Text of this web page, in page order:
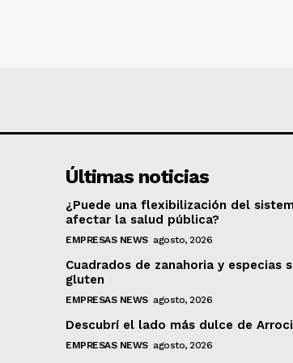
Últimas noticias
¿Puede una flexibilización del
afectar la salud pública?
EMPRESAS NEWS agosto, 2026
Cuadrados de zanahoria y especias
gluten
EMPRESAS NEWS agosto, 2026
Descubrí el lado más dulce de
EMPRESAS NEWS agosto, 2026